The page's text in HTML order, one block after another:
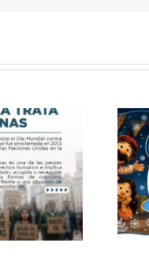
de invierno
el Consejo